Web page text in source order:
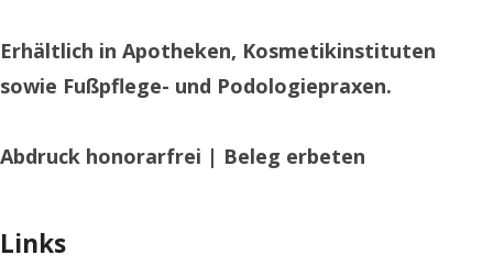
Erhältlich in Apotheken, Kosmetikinstituten
sowie Fußpflege- und Podologiepraxen.
Abdruck honorarfrei | Beleg erbeten
Links